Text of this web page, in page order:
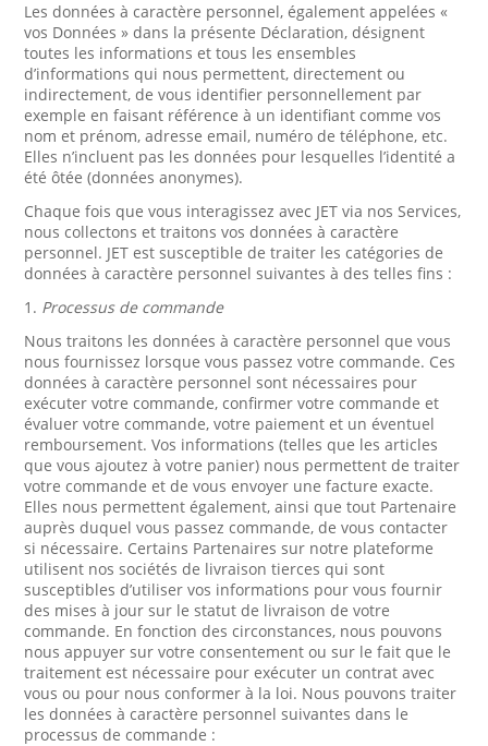
Les données à caractère personnel, également appelées «
vos Données » dans la présente Déclaration, désignent
toutes les informations et tous les ensembles
d’informations qui nous permettent, directement ou
indirectement, de vous identifier personnellement par
exemple en faisant référence à un identifiant comme vos
nom et prénom, adresse email, numéro de téléphone, etc.
Elles n’incluent pas les données pour lesquelles l’identité a
été ôtée (données anonymes).
Chaque fois que vous interagissez avec JET via nos Services,
nous collectons et traitons vos données à caractère
personnel. JET est susceptible de traiter les catégories de
données à caractère personnel suivantes à des telles fins :
1. Processus de commande
Nous traitons les données à caractère personnel que vous
nous fournissez lorsque vous passez votre commande. Ces
données à caractère personnel sont nécessaires pour
exécuter votre commande, confirmer votre commande et
évaluer votre commande, votre paiement et un éventuel
remboursement. Vos informations (telles que les articles
que vous ajoutez à votre panier) nous permettent de traiter
votre commande et de vous envoyer une facture exacte.
Elles nous permettent également, ainsi que tout Partenaire
auprès duquel vous passez commande, de vous contacter
si nécessaire. Certains Partenaires sur notre plateforme
utilisent nos sociétés de livraison tierces qui sont
susceptibles d’utiliser vos informations pour vous fournir
des mises à jour sur le statut de livraison de votre
commande. En fonction des circonstances, nous pouvons
nous appuyer sur votre consentement ou sur le fait que le
traitement est nécessaire pour exécuter un contrat avec
vous ou pour nous conformer à la loi. Nous pouvons traiter
les données à caractère personnel suivantes dans le
processus de commande :